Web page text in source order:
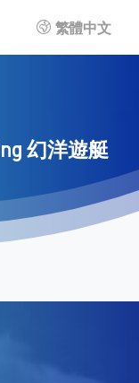
繁體中文
幻洋遊艇